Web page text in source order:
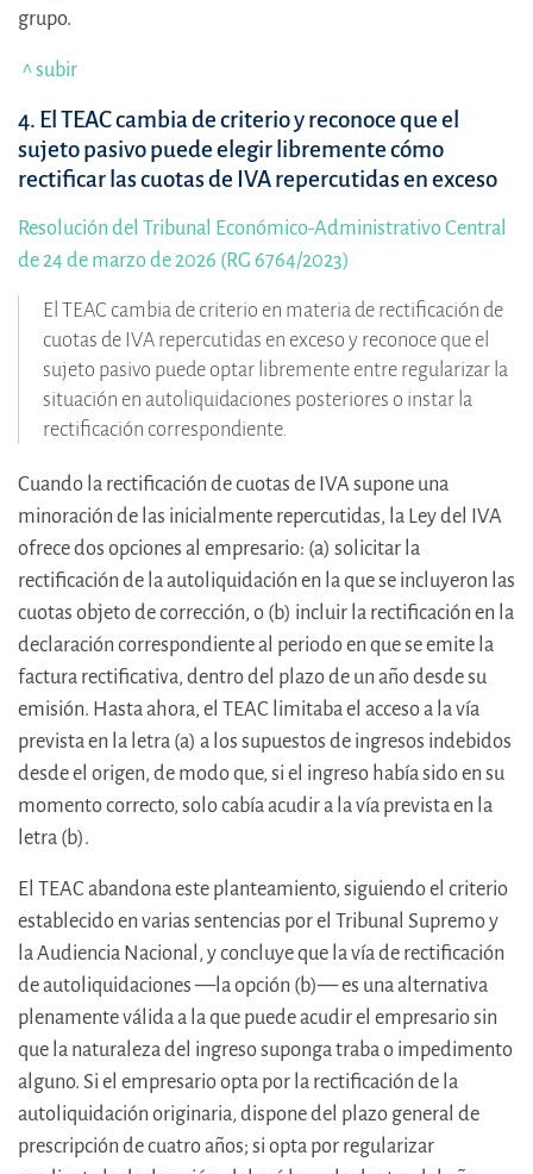
grupo.
^ subir
4. El TEAC cambia de criterio y reconoce que el
sujeto pasivo puede elegir libremente cómo
rectificar las cuotas de IVA repercutidas en exceso
Resolución del Tribunal Económico-Administrativo Central
de 24 de marzo de 2026 (RG 6764/2023)
El TEAC cambia de criterio en materia de rectificación de
cuotas de IVA repercutidas en exceso y reconoce que el
sujeto pasivo puede optar libremente entre regularizar la
situación en autoliquidaciones posteriores o instar la
rectificación correspondiente.
Cuando la rectificación de cuotas de IVA supone una
minoración de las inicialmente repercutidas, la Ley del IVA
ofrece dos opciones al empresario: (a) solicitar la
rectificación de la autoliquidación en la que se incluyeron las
cuotas objeto de corrección, o (b) incluir la rectificación en la
declaración correspondiente al periodo en que se emite la
factura rectificativa, dentro del plazo de un año desde su
emisión. Hasta ahora, el TEAC limitaba el acceso a la vía
prevista en la letra (a) a los supuestos de ingresos indebidos
desde el origen, de modo que, si el ingreso había sido en su
momento correcto, solo cabía acudir a la vía prevista en la
letra (b).
El TEAC abandona este planteamiento, siguiendo el criterio
establecido en varias sentencias por el Tribunal Supremo y
la Audiencia Nacional, y concluye que la vía de rectificación
de autoliquidaciones —la opción (b)— es una alternativa
plenamente válida a la que puede acudir el empresario sin
que la naturaleza del ingreso suponga traba o impedimento
alguno. Si el empresario opta por la rectificación de la
autoliquidación originaria, dispone del plazo general de
prescripción de cuatro años; si opta por regularizar